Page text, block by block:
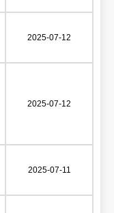
2025-07-12
2025-07-12
2025-07-11